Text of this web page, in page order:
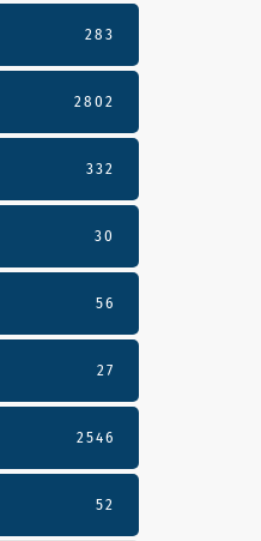
283
2802
332
30
56
27
2546
52